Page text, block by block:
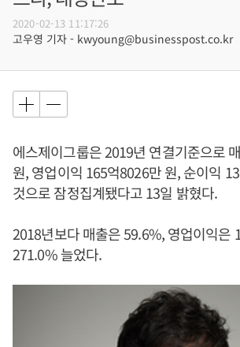
2020-02-13 11:17:26
고우영 기자 - kwyoung@businesspost.co.kr
에스제이그룹은 2019년 연결기준으로
원, 영업이익 165억8026만 원, 순이익
것으로 잠정집계됐다고 13일 밝혔다.
2018년보다 매출은 59.6%, 영업이익은
271.0% 늘었다.